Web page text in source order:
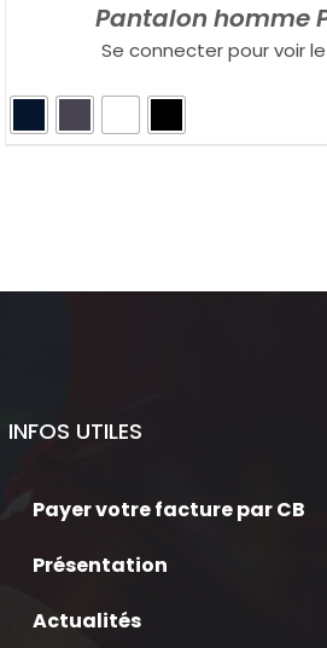
Pantalon homme
Se connecter pour voir
INFOS UTILES
Payer votre facture par CB
Présentation
Actualités